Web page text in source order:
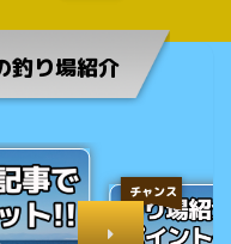
釣り場紹介
チャンス